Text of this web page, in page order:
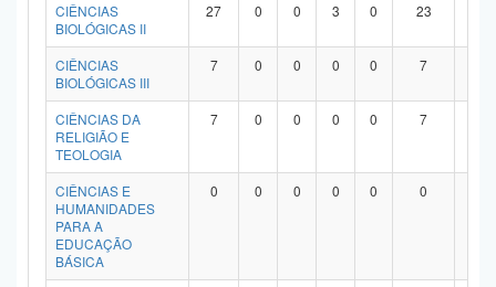
CIÊNCIAS
BIOLÓGICAS II
27 0 0 3 0 23
CIÊNCIAS
BIOLÓGICAS III
7 0 0 0 0 7
CIÊNCIAS DA
RELIGIÃO E
TEOLOGIA
7 0 0 0 0 7
CIÊNCIAS E
HUMANIDADES
PARA A
EDUCAÇÃO
BÁSICA
0 0 0 0 0 0